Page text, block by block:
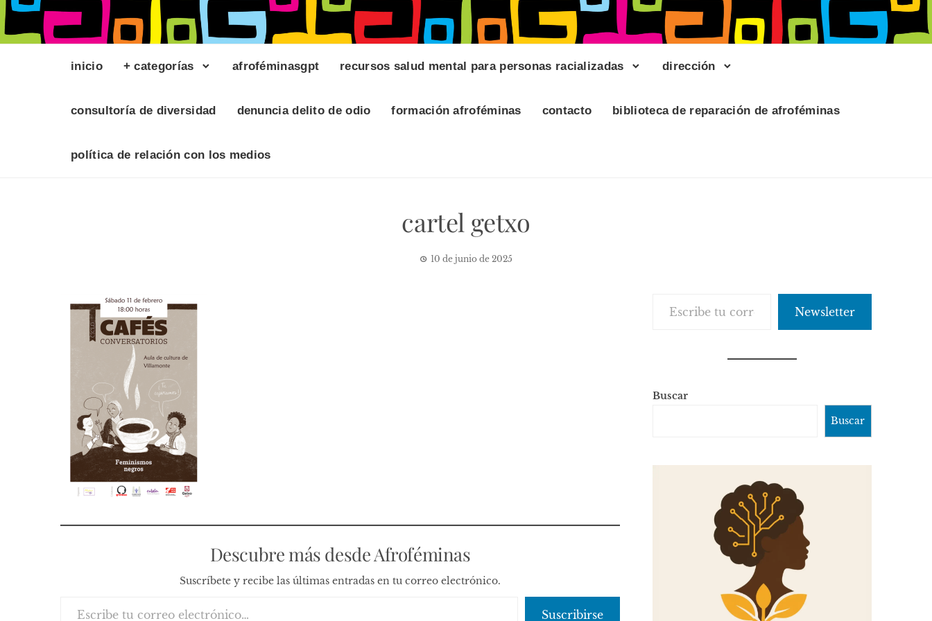
inicio + categorías afroféminasgpt recursos salud mental para personas racializadas dirección
consultoría de diversidad denuncia delito de odio formación afroféminas contacto biblioteca de reparación de afroféminas
política de relación con los medios
cartel getxo
10 de junio de 2025
Descubre más desde Afroféminas
Suscríbete y recibe las últimas entradas en tu correo electrónico.
Suscribirse
Newsletter
Buscar
Buscar